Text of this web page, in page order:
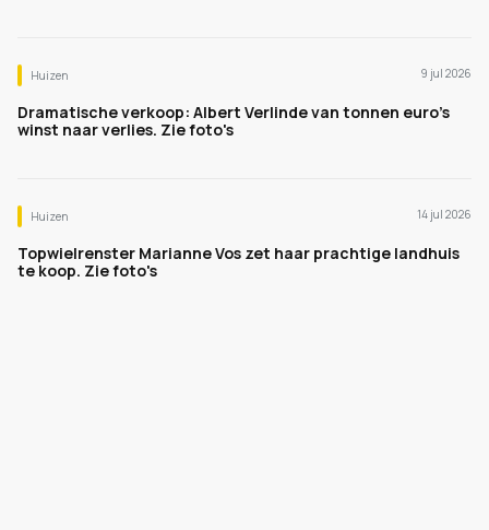
Huizen 9 jul 2026
Dramatische verkoop: Albert Verlinde van tonnen euro's
winst naar verlies. Zie foto's
Huizen 14 jul 2026
Topwielrenster Marianne Vos zet haar prachtige landhuis
te koop. Zie foto's